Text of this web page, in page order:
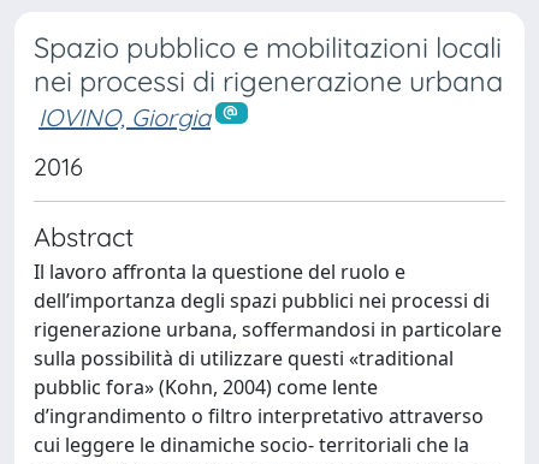
Spazio pubblico e mobilitazioni locali
nei processi di rigenerazione urbana
IOVINO, Giorgia
2016
Abstract
Il lavoro affronta la questione del ruolo e
dell’importanza degli spazi pubblici nei processi di
rigenerazione urbana, soffermandosi in particolare
sulla possibilità di utilizzare questi «traditional
pubblic fora» (Kohn, 2004) come lente
d’ingrandimento o filtro interpretativo attraverso
cui leggere le dinamiche socio- territoriali che la